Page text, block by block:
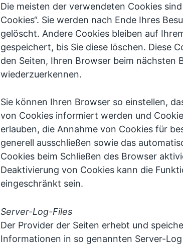
Die meisten der verwendeten Cookies
Cookies“. Sie werden nach Ende Ihres
gelöscht. Andere Cookies bleiben auf
gespeichert, bis Sie diese löschen. Diese
den Seiten, Ihren Browser beim nächsten
wiederzuerkennen.
Sie können Ihren Browser so einstellen,
von Cookies informiert werden und
erlauben, die Annahme von Cookies für
generell ausschließen sowie das
Cookies beim Schließen des Browser
Deaktivierung von Cookies kann die
eingeschränkt sein.
Server-Log-Files
Der Provider der Seiten erhebt und
Informationen in so genannten Server-